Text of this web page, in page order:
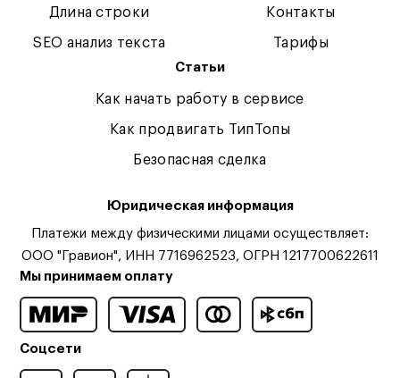
Длина строки
SEO анализ текста
Контакты
Тарифы
Статьи
Как начать работу в сервисе
Как продвигать ТипТопы
Безопасная сделка
Юридическая информация
Платежи между физическими лицами осуществляет:
ООО "Гравион", ИНН 7716962523, ОГРН 1217700622611
Мы принимаем оплату
Соцсети